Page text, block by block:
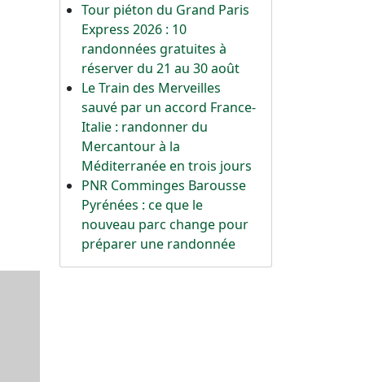
Office 365
Tour piéton du Grand Paris
Express 2026 : 10
randonnées gratuites à
réserver du 21 au 30 août
Le Train des Merveilles
sauvé par un accord France-
Italie : randonner du
Mercantour à la
Méditerranée en trois jours
PNR Comminges Barousse
Pyrénées : ce que le
nouveau parc change pour
préparer une randonnée